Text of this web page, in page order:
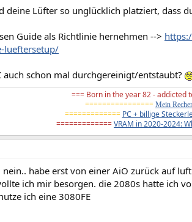
deine Lüfter so unglücklich platziert, dass
Guide als Richtlinie hernehmen -->
lueftersetup/
auch schon mal durchgereinigt/entstaubt?
=== Born in the year 82 - addicted
================ Mein
============= PC + billige
=============VRAM in 2020-2024:
nein.. habe erst von einer AiO zurück auf
ich mir besorgen. die 2080s hatte ich
ich eine 3080FE